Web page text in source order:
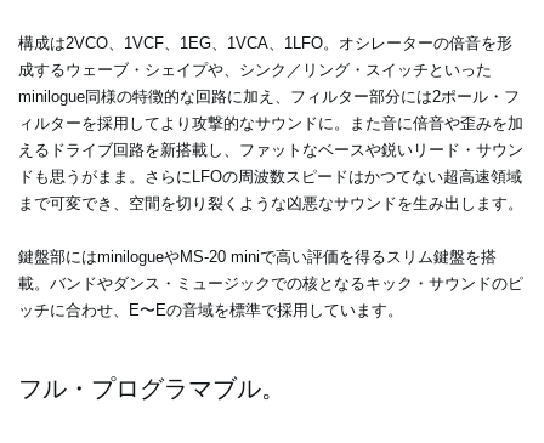
構成は2VCO、1VCF、1EG、1VCA、1LFO。オシレーターの倍音を形
成するウェーブ・シェイプや、シンク／リング・スイッチといった
minilogue同様の特徴的な回路に加え、フィルター部分には2ポール・フ
ィルターを採用してより攻撃的なサウンドに。また音に倍音や歪みを加
えるドライブ回路を新搭載し、ファットなベースや鋭いリード・サウン
ドも思うがまま。さらにLFOの周波数スピードはかつてない超高速領域
まで可変でき、空間を切り裂くような凶悪なサウンドを生み出します。
鍵盤部にはminilogueやMS-20 miniで高い評価を得るスリム鍵盤を搭
載。バンドやダンス・ミュージックでの核となるキック・サウンドのピ
ッチに合わせ、E〜Eの音域を標準で採用しています。
フル・プログラマブル。